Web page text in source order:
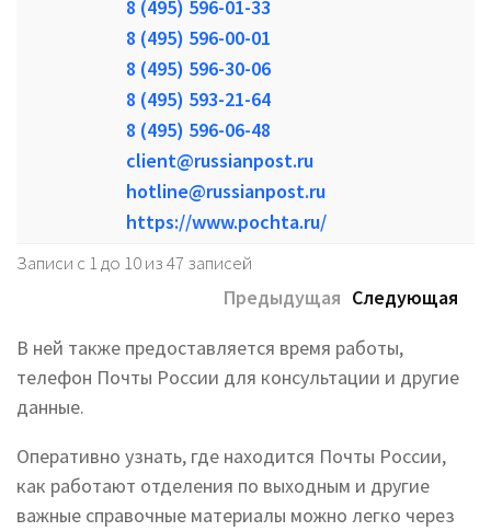
8 (495) 596-01-33
8 (495) 596-00-01
8 (495) 596-30-06
8 (495) 593-21-64
8 (495) 596-06-48
client@russianpost.ru
hotline@russianpost.ru
https://www.pochta.ru/
Записи с 1 до 10 из 47 записей
Предыдущая Следующая
В ней также предоставляется время работы,
телефон Почты России для консультации и другие
данные.
Оперативно узнать, где находится Почты России,
как работают отделения по выходным и другие
важные справочные материалы можно легко через